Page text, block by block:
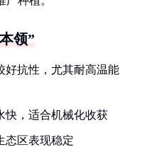
领”
好抗性，尤其耐高温能
快，适合机械化收获
态区表现稳定